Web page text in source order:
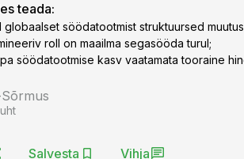
teada:
globaalset söödatootmist struktuursed
roll on maailma segasööda turul;
söödatootmise kasv vaatamata tooraine
Salvesta Vihja